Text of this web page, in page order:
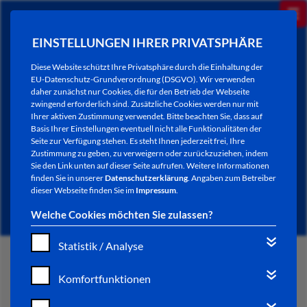
EINSTELLUNGEN IHRER PRIVATSPHÄRE
Diese Website schützt Ihre Privatsphäre durch die Einhaltung der
EU-Datenschutz-Grundverordnung (DSGVO). Wir verwenden
daher zunächst nur Cookies, die für den Betrieb der Webseite
zwingend erforderlich sind. Zusätzliche Cookies werden nur mit
Ihrer aktiven Zustimmung verwendet. Bitte beachten Sie, dass auf
Basis Ihrer Einstellungen eventuell nicht alle Funktionalitäten der
Seite zur Verfügung stehen. Es steht Ihnen jederzeit frei, Ihre
Zustimmung zu geben, zu verweigern oder zurückzuziehen, indem
Sie den Link unten auf dieser Seite aufrufen. Weitere Informationen
finden Sie in unsererDatenschutzerklärung. Angaben zum Betreiber
dieser Webseite finden Sie im Impressum.
Welche Cookies möchten Sie zulassen?
Statistik / Analyse
Komfortfunktionen
NEWSLETTER / CITY LETTER
START